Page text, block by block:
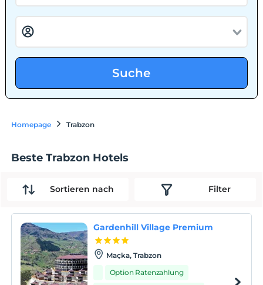
Suche
Homepage Trabzon
Beste Trabzon Hotels
Sortieren nach Filter
Gardenhill Village Premium
Maçka, Trabzon
Option Ratenzahlung